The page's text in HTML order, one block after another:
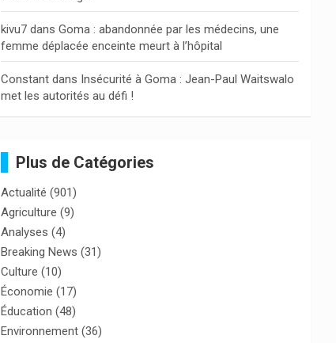
kivu7 dansGoma : abandonnée par les médecins, une
femme déplacée enceinte meurt à l’hôpital
Constant dans Insécurité à Goma : Jean-Paul Waitswalo
met les autorités au défi !
Plus de Catégories
Actualité (901)
Agriculture (9)
Analyses (4)
Breaking News (31)
Culture (10)
Économie (17)
Éducation (48)
Environnement (36)